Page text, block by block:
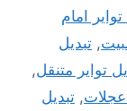
امام
, تبديل
تواير متنقل,
عجلات, تبديل